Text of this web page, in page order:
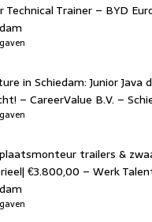
Technical Trainer – BYD
in Schiedam: Junior Java
– CareerValue B.V. –
trailers &
€3.800,00 – Werk